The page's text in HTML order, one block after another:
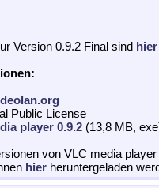
Version 0.9.2 Final sind hier
Public License
player 0.9.2 (13,8 MB,
von VLC media
hier heruntergeladen